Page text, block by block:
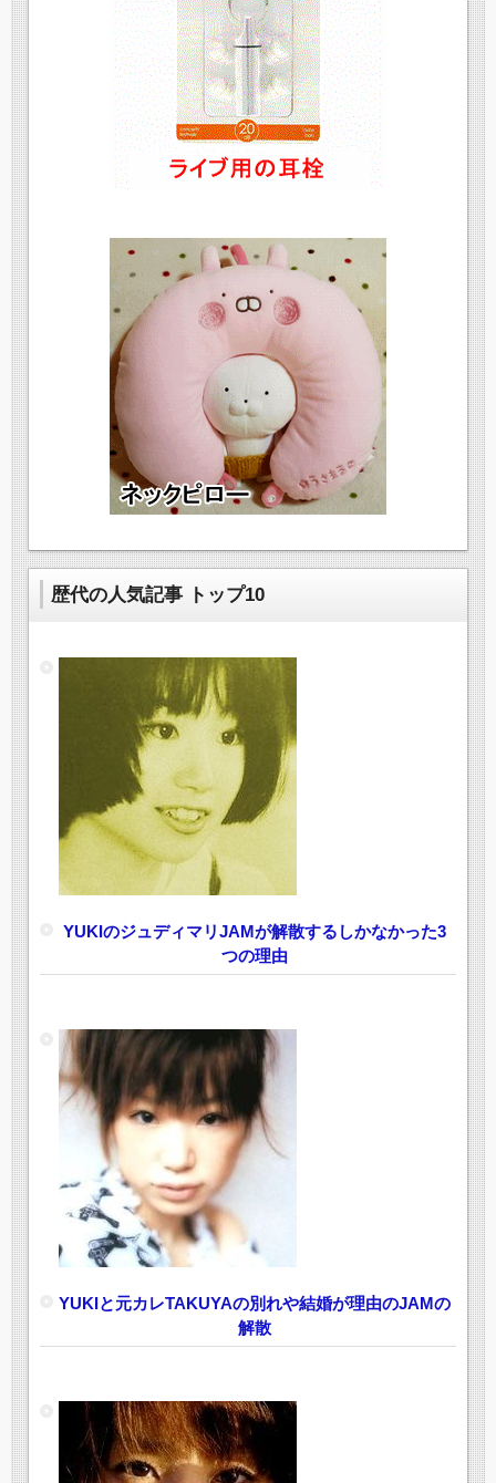
歴代の人気記事 トップ10
YUKIのジュディマリJAMが解散するしかなかった3
つの理由
YUKIと元カレTAKUYAの別れや結婚が理由のJAMの
解散